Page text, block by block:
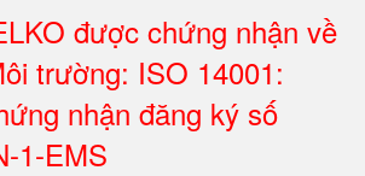
được chứng nhận về
trường: ISO 14001:
nhận đăng ký số
1-EMS